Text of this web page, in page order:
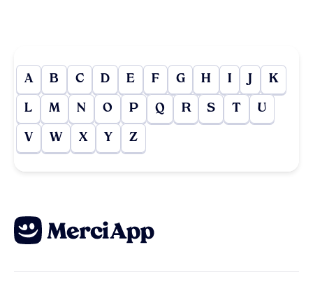
A B C D E F G H I J K
L M N O P Q R S T U
V W X Y Z